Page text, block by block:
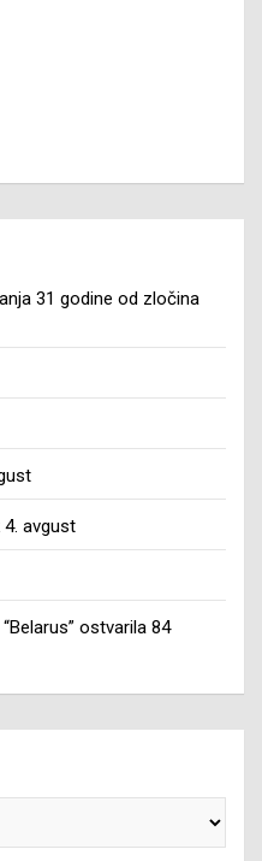
31 godine od zločina
4. avgust
ostvarila 84